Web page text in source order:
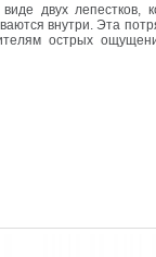
двух лепестков,
внутри. Эта
острых